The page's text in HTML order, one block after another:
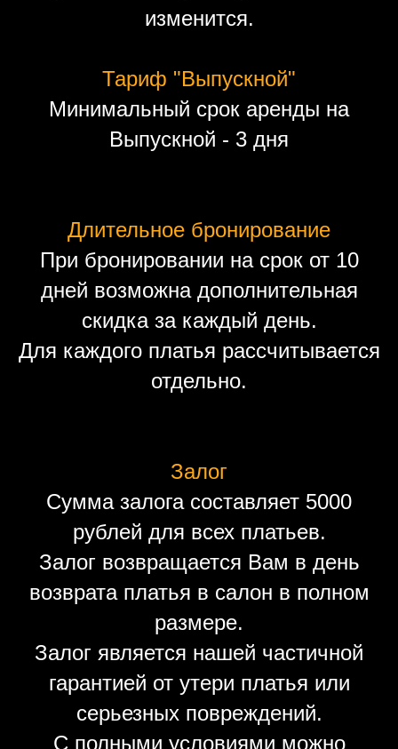
изменится.
Тариф "Выпускной"
Минимальный срок аренды на
Выпускной - 3 дня
Длительное бронирование
При бронировании на срок от 10
дней возможна дополнительная
скидка за каждый день.
Для каждого платья рассчитывается
отдельно.
Залог
Сумма залога составляет 5000
рублей для всех платьев.
Залог возвращается Вам в день
возврата платья в салон в полном
размере.
Залог является нашей частичной
гарантией от утери платья или
серьезных повреждений.
С полными условиями можно